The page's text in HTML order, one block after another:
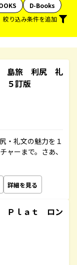
D-Books
絞り込み条件を追加
島旅 利尻 礼
訂版
・礼文の魅力を１
ャーまで。さあ、
詳細を見る
Ｐｌａｔ ロン